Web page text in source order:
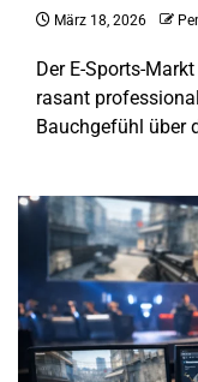
März 18, 2026
Der E-Sports-
rasant
Bauchgefühl über